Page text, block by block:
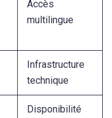
Accès
multilingue
Infrastructure
technique
Disponibilité